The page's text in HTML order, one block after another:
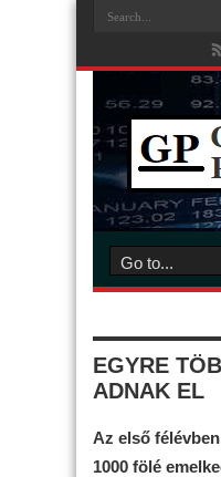
EGYRE
ADNAK EL
Az első
1000 fölé